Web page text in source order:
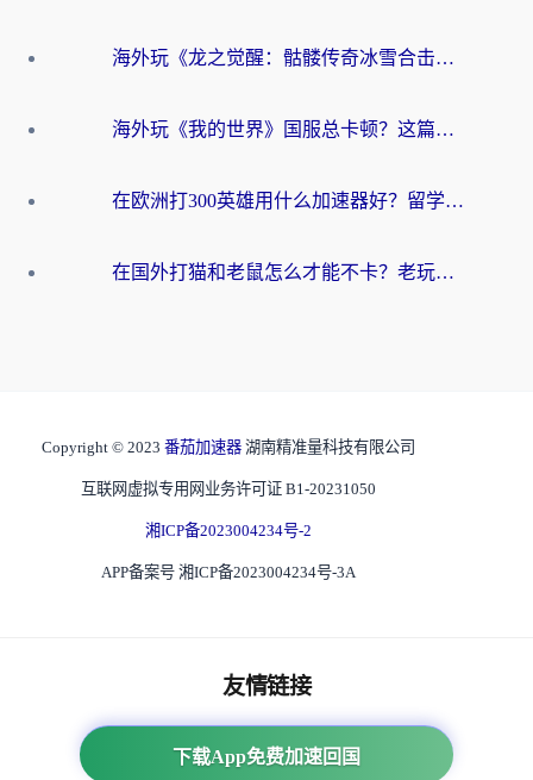
海外玩《龙之觉醒：骷髅传奇冰雪合击》延迟高？这篇指南帮你解决卡顿烦恼！
海外玩《我的世界》国服总卡顿？这篇我的世界游戏加速器指南帮你解决所有问题
在欧洲打300英雄用什么加速器好？留学生亲测有效的解决方案来了
在国外打猫和老鼠怎么才能不卡？老玩家亲测的终极加速指南
下载App免费加速回国
Copyright © 2023 番茄加速器 湖南精准量科技有限公司
互联网虚拟专用网业务许可证 B1-20231050
湘ICP备2023004234号-2
APP备案号 湘ICP备2023004234号-3A
友情链接
海外回国加速器